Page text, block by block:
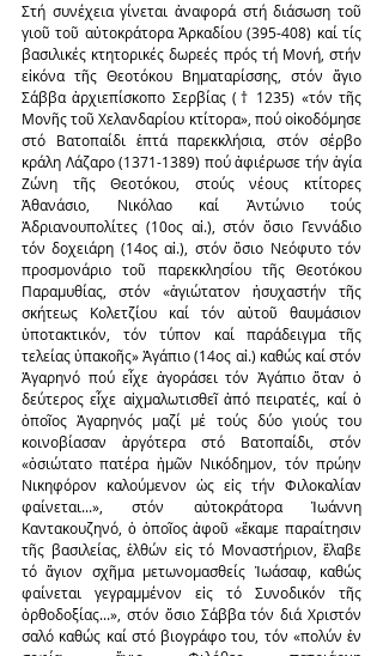
Στή συνέχεια γίνεται ἀναφορά στή διάσωση τοῦ
γιοῦ τοῦ αὐτοκράτορα Ἀρκαδίου (395-408) καί τίς
βασιλικές κτητορικές δωρεές πρός τή Μονή, στήν
εἰκόνα τῆς Θεοτόκου Βηματαρίσσης, στόν ἅγιο
Σάββα ἀρχιεπίσκοπο Σερβίας († 1235) «τόν τῆς
Μονῆς τοῦ Χελανδαρίου κτίτορα», πού οἰκοδόμησε
στό Βατοπαίδι ἑπτά παρεκκλήσια, στόν σέρβο
κράλη Λάζαρο (1371-1389) πού ἀφιέρωσε τήν ἁγία
Ζώνη τῆς Θεοτόκου, στούς νέους κτίτορες
Ἀθανάσιο, Νικόλαο καί Ἀντώνιο τούς
Ἀδριανουπολίτες (10ος αἰ.), στόν ὅσιο Γεννάδιο
τόν δοχειάρη (14ος αἰ.), στόν ὅσιο Νεόφυτο τόν
προσμονάριο τοῦ παρεκκλησίου τῆς Θεοτόκου
Παραμυθίας, στόν «ἁγιώτατον ἡσυχαστήν τῆς
σκήτεως Κολετζίου καί τόν αὐτοῦ θαυμάσιον
ὑποτακτικόν, τόν τύπον καί παράδειγμα τῆς
τελείας ὑπακοῆς» Ἀγάπιο (14ος αἰ.) καθώς καί στόν
Ἀγαρηνό πού εἶχε ἀγοράσει τόν Ἀγάπιο ὅταν ὁ
δεύτερος εἶχε αἰχμαλωτισθεῖ ἀπό πειρατές, καί ὁ
ὁποῖος Ἀγαρηνός μαζί μέ τούς δύο γιούς του
κοινοβίασαν ἀργότερα στό Βατοπαίδι, στόν
«ὁσιώτατο πατέρα ἡμῶν Νικόδημον, τόν πρώην
Νικηφόρον καλούμενον ὡς εἰς τήν Φιλοκαλίαν
φαίνεται...», στόν αὐτοκράτορα Ἰωάννη
Καντακουζηνό, ὁ ὁποῖος ἀφοῦ «ἔκαμε παραίτησιν
τῆς βασιλείας, ἐλθών εἰς τό Μοναστήριον, ἔλαβε
τό ἅγιον σχῆμα μετωνομασθείς Ἰωάσαφ, καθώς
φαίνεται γεγραμμένον εἰς τό Συνοδικόν τῆς
ὀρθοδοξίας...», στόν ὅσιο Σάββα τόν διά Χριστόν
σαλό καθώς καί στό βιογράφο του, τόν «πολύν ἐν